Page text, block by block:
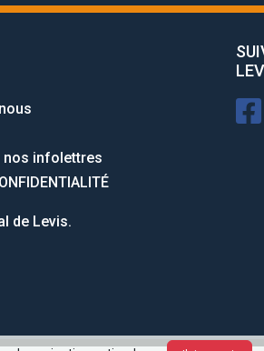
nos infolettres
de Levis.